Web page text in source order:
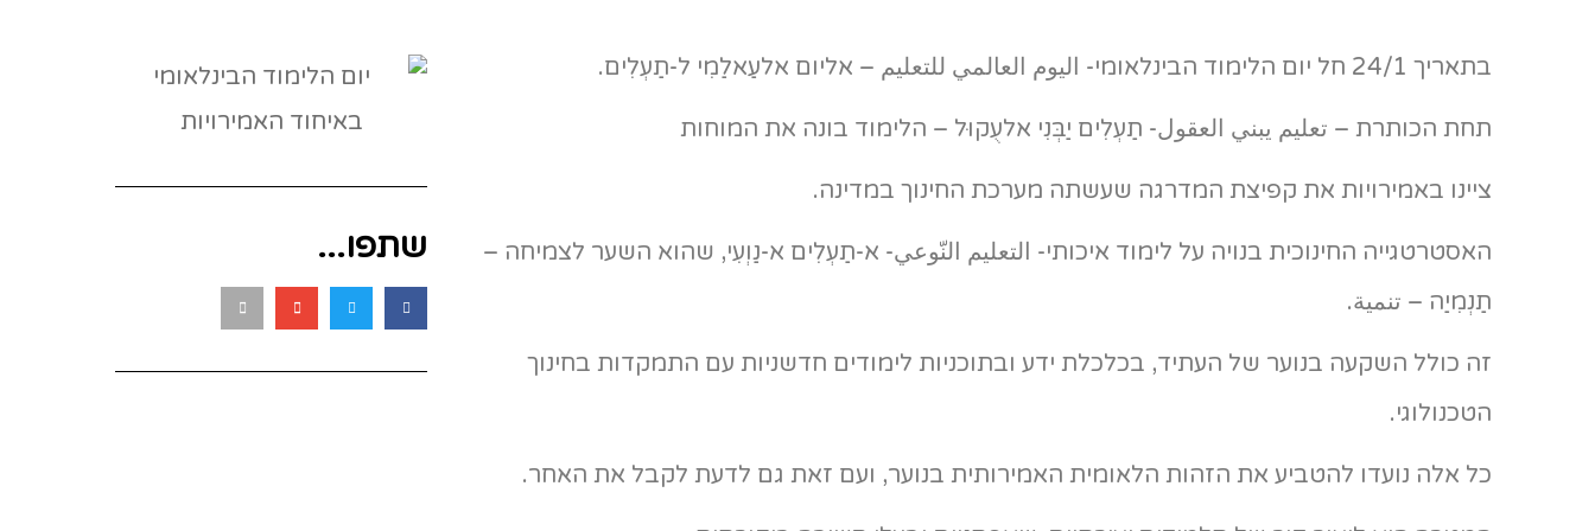
בתאריך 24/1 חל יום הלימוד הבינלאומי- اليوم العالمي للتعليم – אליום אלעַאלַמִי ל-תַעְלִים.
תחת הכותרת – تعليم يبني العقول- תַעְלִים יַבְּנִי אלעֻקוּל – הלימוד בונה את המוחות
ציינו באמירויות את קפיצת המדרגה שעשתה מערכת החינוך במדינה.
האסטרטגייה החינוכית בנויה על לימוד איכותי- التعليم النّوعي- א-תַעְלִים א-נַוְעִי, שהוא השער לצמיחה –
תַנְמִיַה – تنمية.
זה כולל השקעה בנוער של העתיד, בכלכלת ידע ובתוכניות לימודים חדשניות עם התמקדות בחינוך
הטכנולוגי.
כל אלה נועדו להטביע את הזהות הלאומית האמירותית בנוער, ועם זאת גם לדעת לקבל את האחר.
שתפו...